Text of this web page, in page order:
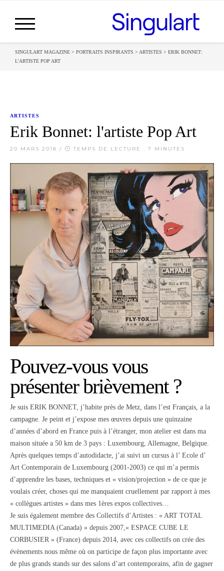
SINGULART MAGAZINE > PORTRAITS INSPIRANTS > ARTISTES > ERIK BONNET:
L'ARTISTE POP ART
ARTISTES
Erik Bonnet: l'artiste Pop Art
20 MARS 2018 / TEMPS DE LECTURE : 7 MINUTES
Pouvez-vous vous
présenter brièvement ?
Je suis ERIK BONNET, j’habite près de Metz, dans l’est Français, a la
campagne. Je peint et j’expose mes œuvres depuis une quinzaine
d’années d’abord en France puis à l’étranger, mon atelier est dans ma
maison située a 50 km de 3 pays : Luxembourg, Allemagne, Belgique.
Après quelques temps d’autodidacte, j’ai suivi un cursus à l’ Ecole d’
Art Contemporain de Luxembourg (2001-2003) ce qui m’a permis
d’apprendre les bases, techniques et « vision/projection » de ce que je
voulais créer, choses qui me manquaient cruellement par rapport à mes
« collègues artistes » dans mes 1ères expos collectives…
Je suis également membre des Collectifs d’Artistes : « ART TOTAL
MULTIMEDIA (Canada) » depuis 2007,« ESPACE CUBE LE
CORBUSIER » (France) depuis 2014, avec ces collectifs on crée des
évènements nous même où on participe de façon plus importante avec
de plus grands stands sur des salons d’art contemporains, afin de gagner